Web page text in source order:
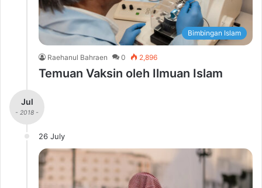
Bimbingan Islam
Raehanul Bahraen 0 2,896
Temuan Vaksin oleh Ilmuan Islam
Jul
- 2018 -
26 July